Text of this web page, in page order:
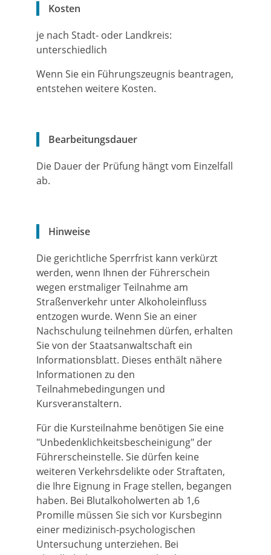
Kosten
je nach Stadt- oder Landkreis:
unterschiedlich
Wenn Sie ein Führungszeugnis beantragen,
entstehen weitere Kosten.
Bearbeitungsdauer
Die Dauer der Prüfung hängt vom Einzelfall
ab.
Hinweise
Die gerichtliche Sperrfrist kann verkürzt
werden, wenn Ihnen der Führerschein
wegen erstmaliger Teilnahme am
Straßenverkehr unter Alkoholeinfluss
entzogen wurde. Wenn Sie an einer
Nachschulung teilnehmen dürfen, erhalten
Sie von der Staatsanwaltschaft ein
Informationsblatt. Dieses enthält nähere
Informationen zu den
Teilnahmebedingungen und
Kursveranstaltern.
Für die Kursteilnahme benötigen Sie eine
"Unbedenklichkeitsbescheinigung" der
Führerscheinstelle. Sie dürfen keine
weiteren Verkehrsdelikte oder Straftaten,
die Ihre Eignung in Frage stellen, begangen
haben. Bei Blutalkoholwerten ab 1,6
Promille müssen Sie sich vor Kursbeginn
einer medizinisch-psychologischen
Untersuchung unterziehen. Bei